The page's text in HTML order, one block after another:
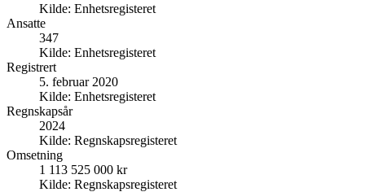
Kilde: Enhetsregisteret
Ansatte
347
Kilde: Enhetsregisteret
Registrert
5. februar 2020
Kilde: Enhetsregisteret
Regnskapsår
2024
Kilde: Regnskapsregisteret
Omsetning
1 113 525 000 kr
Kilde: Regnskapsregisteret